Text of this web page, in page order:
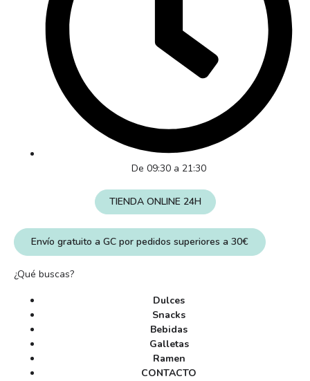
¿Qué buscas?
Dulces
Snacks
Bebidas
Galletas
Ramen
CONTACTO
De 09:30 a 21:30
TIENDA ONLINE 24H
Envío gratuito a GC por pedidos superiores a 30€